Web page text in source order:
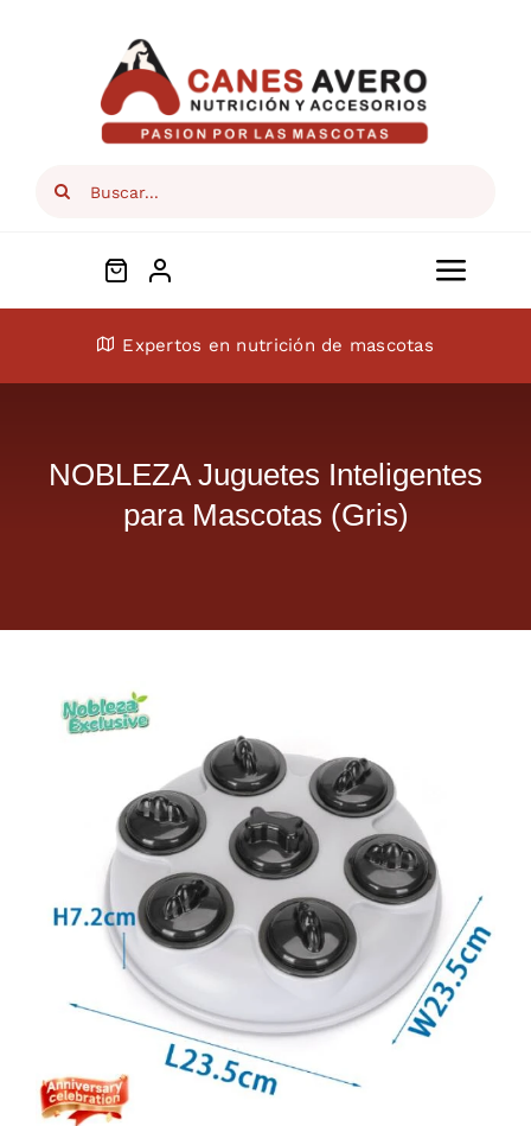
Search
Conócenos
Antiparasitarios
Descanso
Super Ofertas
Expertos en nutrición de mascotas
NOBLEZA Juguetes Inteligentes
para Mascotas (Gris)